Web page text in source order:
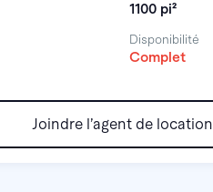
1100 pi²
Disponibilité
Complet
Joindre l’agent de location